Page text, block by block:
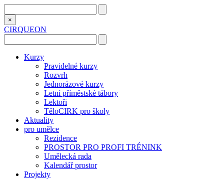
×
CIRQUEON
Kurzy
Pravidelné kurzy
Rozvrh
Jednorázové kurzy
Letní příměstské tábory
Lektoři
TěloCIRK pro školy
Aktuality
pro umělce
Rezidence
PROSTOR PRO PROFI TRÉNINK
Umělecká rada
Kalendář prostor
Projekty